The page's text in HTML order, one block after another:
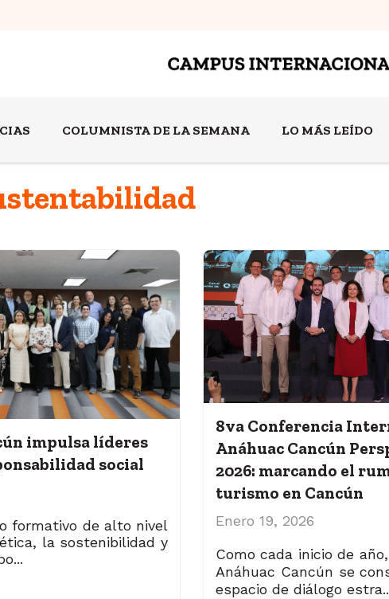
COLUMNISTA DE LA SEMANA LO MÁS LEÍDO
impulsa líderes
social
formativo de alto nivel
la sostenibilidad y
8va Conferencia
Anáhuac Cancún
2026: marcando el
turismo en Cancún
Enero 19, 2026
Como cada inicio de
Anáhuac Cancún se
espacio de diálogo